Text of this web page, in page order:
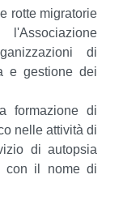
rotte migratorie
di
e gestione dei
formazione di
nelle attività di
di autopsia
con il nome di